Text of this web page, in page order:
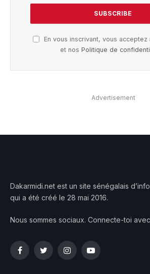
En vous inscrivant, vous acceptez
et nos Politique de
Advertisement
Dakarmidi.net est un site sénégalais
qui a été créé le 28 mai 2016.
Nous sommes sociaux. Connecte-toi
FacebookTwitterInstagramYouTube